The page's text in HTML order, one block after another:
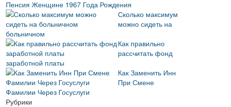
Пенсия Женщине 1967 Года Рождения
Сколько максимум
можно сидеть на
больничном
Как правильно
рассчитать фонд
заработной платы
Как Заменить Инн
При Смене
Фамилии Через Госуслуги
Рубрики